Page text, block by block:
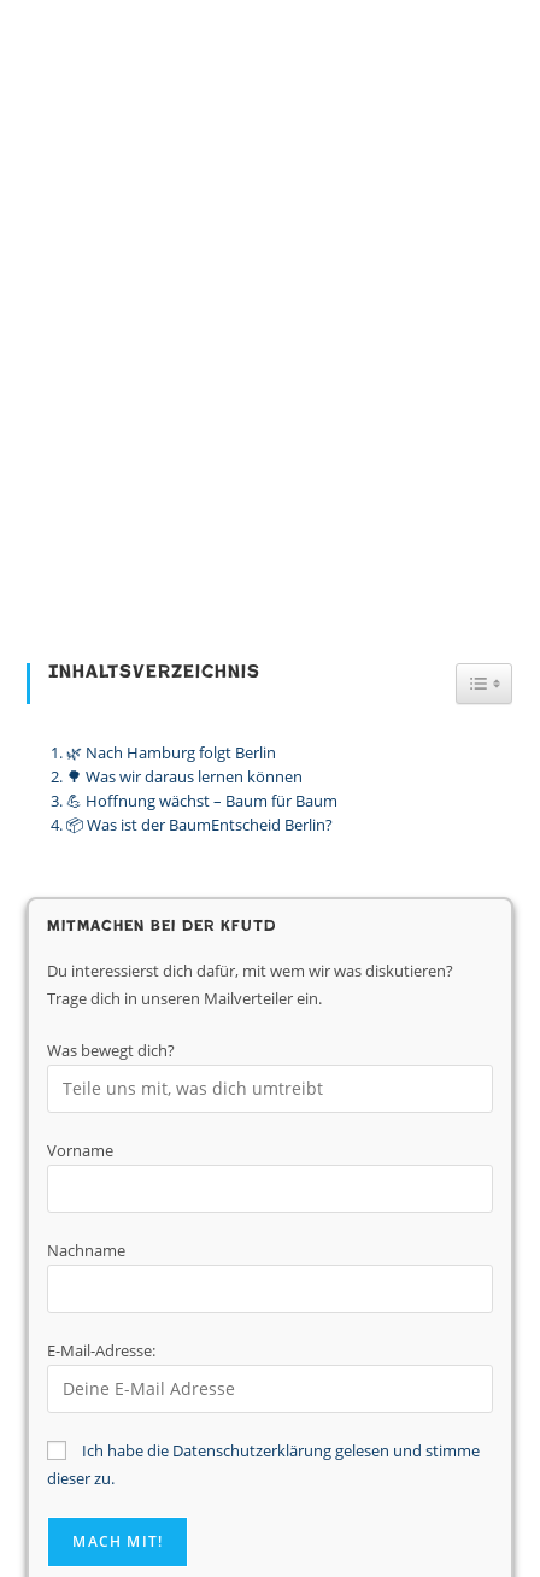
Inhaltsverzeichnis
🌿 Nach Hamburg folgt Berlin
🌳 Was wir daraus lernen können
💪 Hoffnung wächst – Baum für Baum
📦 Was ist der BaumEntscheid Berlin?
Mitmachen bei der KfUTD
Du interessierst dich dafür, mit wem wir was diskutieren?
Trage dich in unseren Mailverteiler ein.
Was bewegt dich?
Vorname
Nachname
E-Mail-Adresse:
Ich habe die Datenschutzerklärung gelesen und stimme
dieser zu.